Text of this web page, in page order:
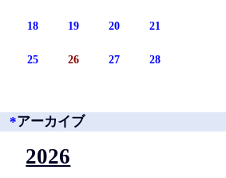
18 19 20 21
25 26 27 28
*アーカイブ
2026